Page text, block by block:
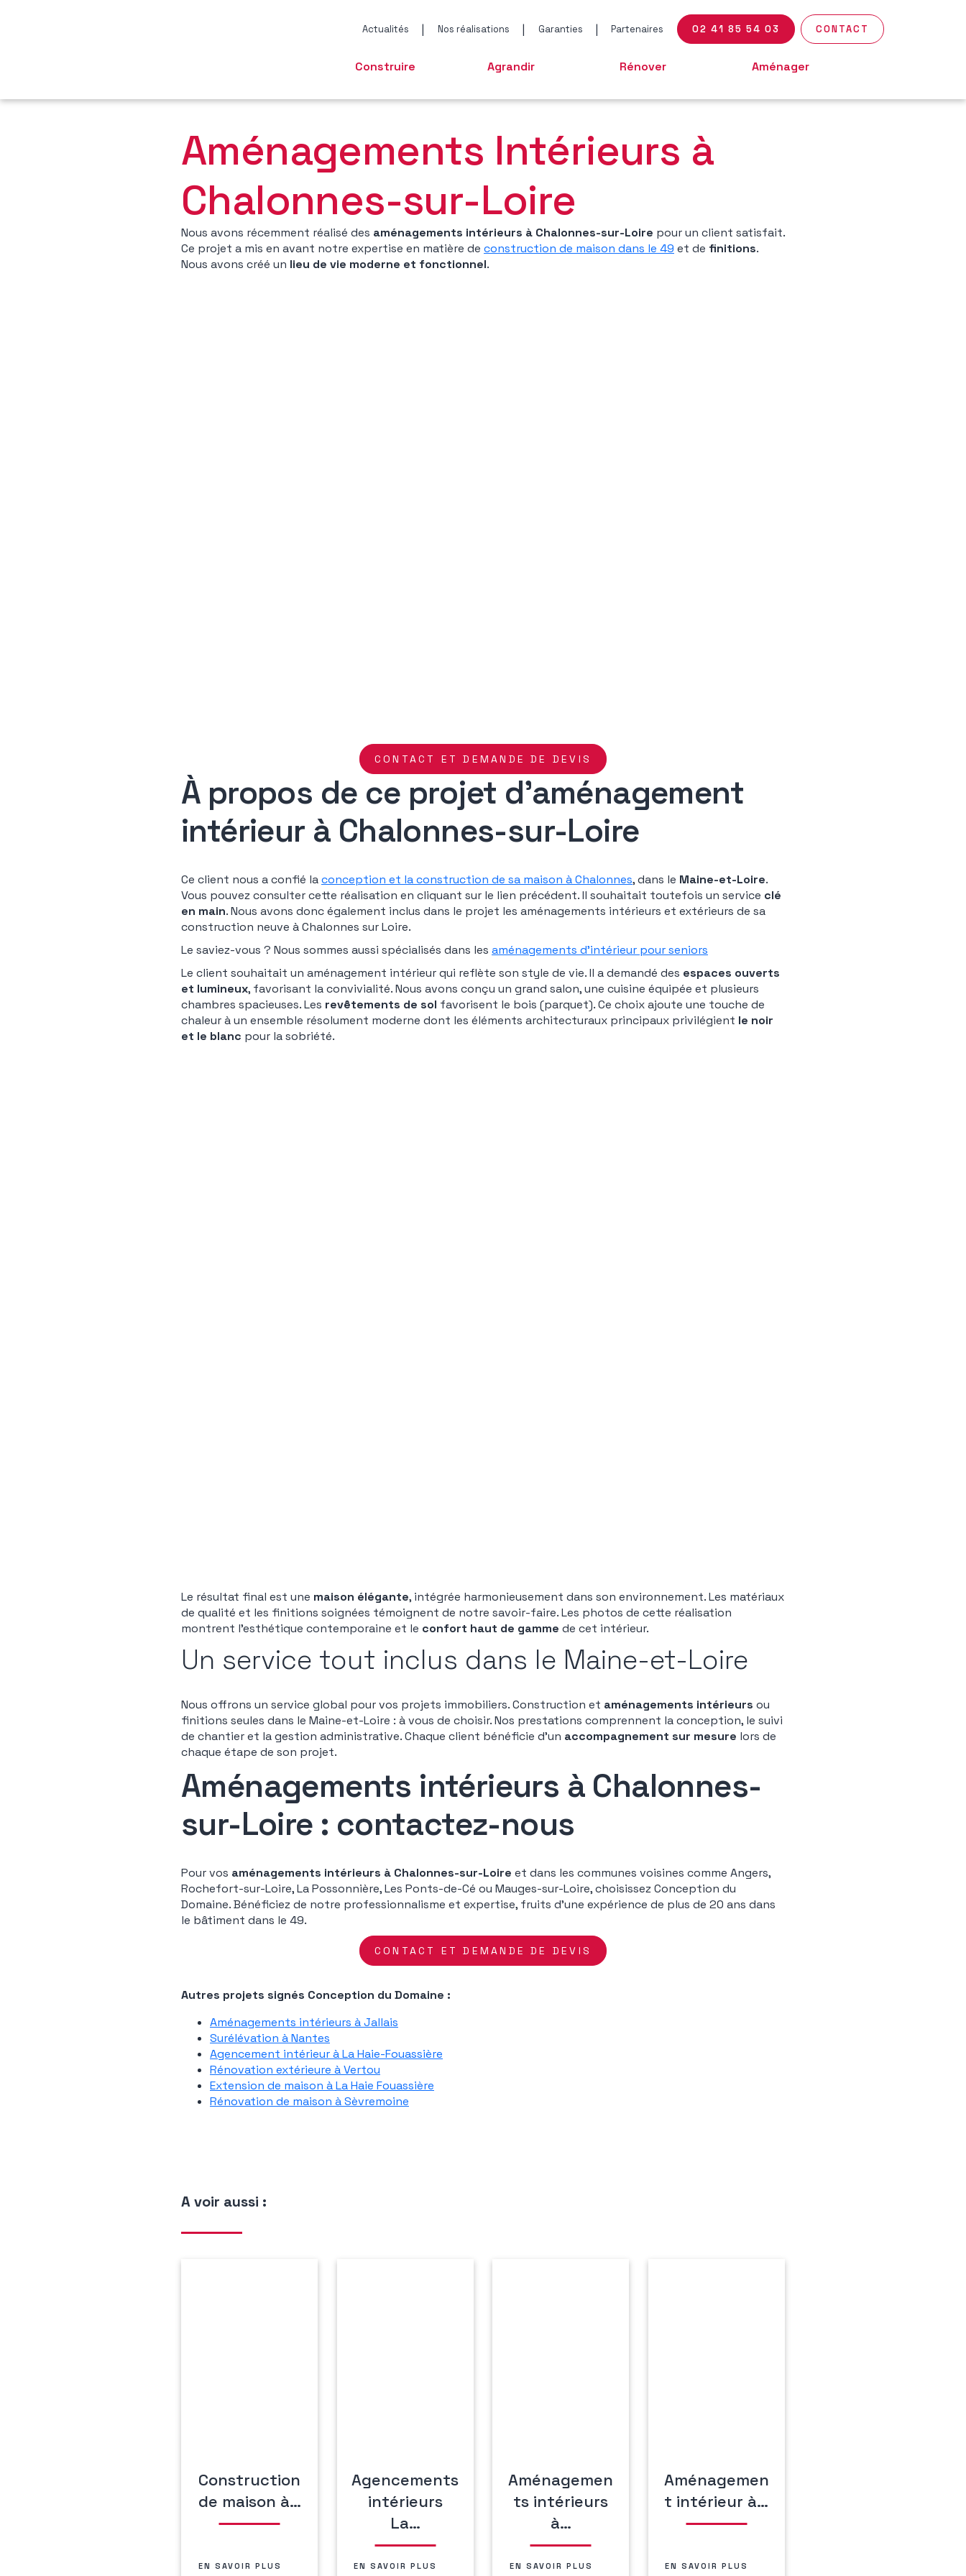
Actualités | Nos réalisations | Garanties | Partenaires 02 41 85 54 03 CONTACT
Construire
CONSTRUCTION À
OSSATURE BOIS
Agrandir
SURÉLÉVATION
OSSATURE BOIS
Rénover Aménager
Aménagements Intérieurs à
Chalonnes-sur-Loire
Nous avons récemment réalisé des aménagements intérieurs à Chalonnes-sur-Loire pour un client satisfait.
Ce projet a mis en avant notre expertise en matière de construction de maison dans le 49 et de finitions.
Nous avons créé un lieu de vie moderne et fonctionnel.
CONTACT ET DEMANDE DE DEVIS
À propos de ce projet d’aménagement
intérieur à Chalonnes-sur-Loire
Ce client nous a confié laconception et la construction de sa maison à Chalonnes, dans le Maine-et-Loire.
Vous pouvez consulter cette réalisation en cliquant sur le lien précédent. Il souhaitait toutefois un service clé
en main. Nous avons donc également inclus dans le projet les aménagements intérieurs et extérieurs de sa
construction neuve à Chalonnes sur Loire.
Le saviez-vous ? Nous sommes aussi spécialisés dans les aménagements d’intérieur pour seniors
Le client souhaitait un aménagement intérieur qui reflète son style de vie. Il a demandé des espaces ouverts
et lumineux, favorisant la convivialité. Nous avons conçu un grand salon, une cuisine équipée et plusieurs
chambres spacieuses. Les revêtements de sol favorisent le bois (parquet). Ce choix ajoute une touche de
chaleur à un ensemble résolument moderne dont les éléments architecturaux principaux privilégient le noir
et le blanc pour la sobriété.
Le résultat final est une maison élégante, intégrée harmonieusement dans son environnement. Les matériaux
de qualité et les finitions soignées témoignent de notre savoir-faire. Les photos de cette réalisation
montrent l’esthétique contemporaine et le confort haut de gamme de cet intérieur.
Un service tout inclus dans le Maine-et-Loire
Nous offrons un service global pour vos projets immobiliers. Construction et aménagements intérieurs ou
finitions seules dans le Maine-et-Loire : à vous de choisir. Nos prestations comprennent la conception, le suivi
de chantier et la gestion administrative. Chaque client bénéficie d’un accompagnement sur mesure lors de
chaque étape de son projet.
Aménagements intérieurs à Chalonnes-
sur-Loire : contactez-nous
Pour vos aménagements intérieurs à Chalonnes-sur-Loire et dans les communes voisines comme Angers,
Rochefort-sur-Loire, La Possonnière, Les Ponts-de-Cé ou Mauges-sur-Loire, choisissez Conception du
Domaine. Bénéficiez de notre professionnalisme et expertise, fruits d’une expérience de plus de 20 ans dans
le bâtiment dans le 49.
CONTACT ET DEMANDE DE DEVIS
Autres projets signés Conception du Domaine :
Aménagements intérieurs à Jallais
Surélévation à Nantes
Agencement intérieur à La Haie-Fouassière
Rénovation extérieure à Vertou
Extension de maison à La Haie Fouassière
Rénovation de maison à Sèvremoine
A voir aussi :
Construction
de maison à…
EN SAVOIR PLUS
Agencements
intérieurs
La…
EN SAVOIR PLUS
Aménagemen
ts intérieurs
à…
EN SAVOIR PLUS
Aménagemen
t intérieur à…
EN SAVOIR PLUS